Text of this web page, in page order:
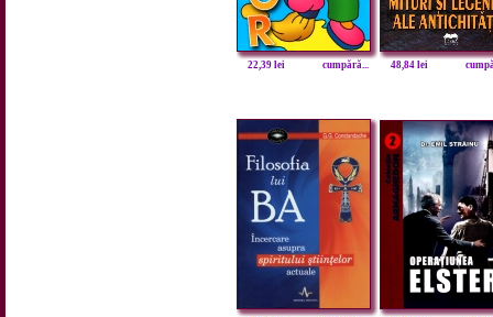
22,39 lei cumpără... 48,84 lei